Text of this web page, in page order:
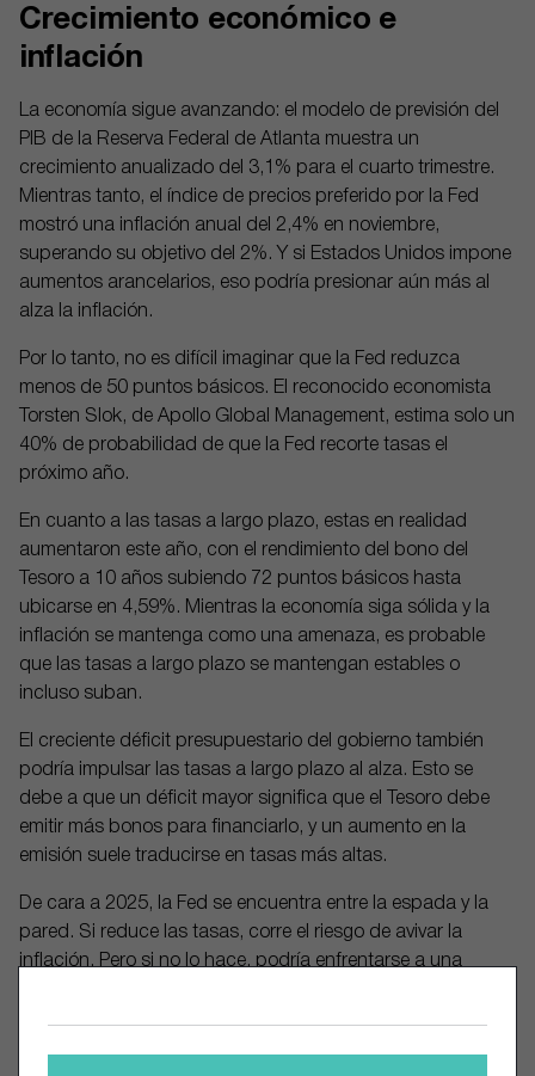
Crecimiento económico e
inflación
La economía sigue avanzando: el modelo de previsión del
PIB de la Reserva Federal de Atlanta muestra un
crecimiento anualizado del 3,1% para el cuarto trimestre.
Mientras tanto, el índice de precios preferido por la Fed
mostró una inflación anual del 2,4% en noviembre,
superando su objetivo del 2%. Y si Estados Unidos impone
aumentos arancelarios, eso podría presionar aún más al
alza la inflación.
Por lo tanto, no es difícil imaginar que la Fed reduzca
menos de 50 puntos básicos. El reconocido economista
Torsten Slok, de Apollo Global Management, estima solo un
40% de probabilidad de que la Fed recorte tasas el
próximo año.
En cuanto a las tasas a largo plazo, estas en realidad
aumentaron este año, con el rendimiento del bono del
Tesoro a 10 años subiendo 72 puntos básicos hasta
ubicarse en 4,59%. Mientras la economía siga sólida y la
inflación se mantenga como una amenaza, es probable
que las tasas a largo plazo se mantengan estables o
incluso suban.
El creciente déficit presupuestario del gobierno también
podría impulsar las tasas a largo plazo al alza. Esto se
debe a que un déficit mayor significa que el Tesoro debe
emitir más bonos para financiarlo, y un aumento en la
emisión suele traducirse en tasas más altas.
De cara a 2025, la Fed se encuentra entre la espada y la
pared. Si reduce las tasas, corre el riesgo de avivar la
inflación. Pero si no lo hace, podría enfrentarse a una